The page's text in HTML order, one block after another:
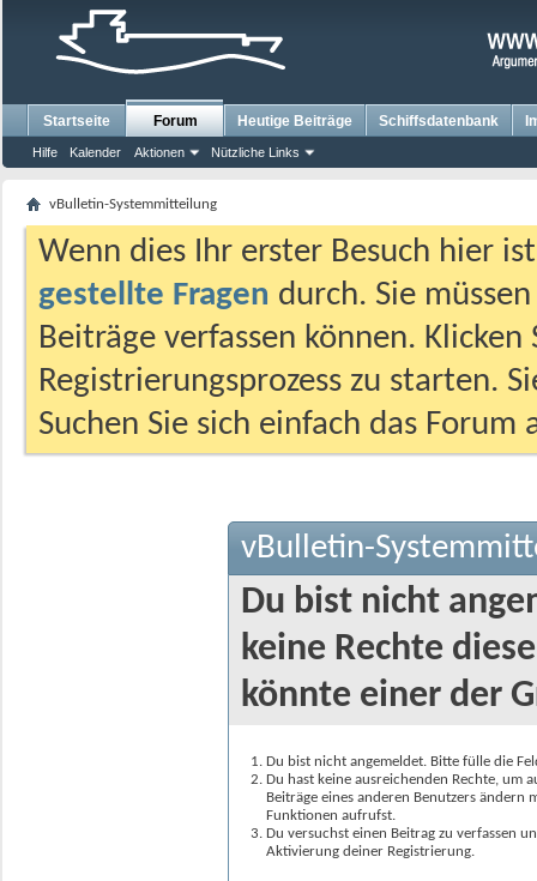
Startseite Forum
Hilfe Kalender Aktionen Nützliche Links
Heutige Beiträge Schiffsdatenbank
vBulletin-Systemmitteilung
Wenn dies Ihr erster Besuch hier
gestellte Fragen durch. Sie
Beiträge verfassen können.
Registrierungsprozess zu starten.
Suchen Sie sich einfach das
vBulletin-
Du bist nicht
keine Rechte
könnte einer der
Du bist nicht angemeldet. Bitte fülle die
Du hast keine ausreichenden Rechte, um
Beiträge eines anderen Benutzers
Funktionen aufrufst.
Du versuchst einen Beitrag zu verfassen
Aktivierung deiner Registrierung.